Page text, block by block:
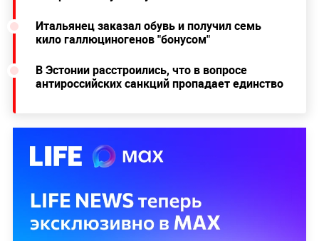
Итальянец заказал обувь и получил семь
кило галлюциногенов "бонусом"
В Эстонии расстроились, что в вопросе
антироссийских санкций пропадает единство